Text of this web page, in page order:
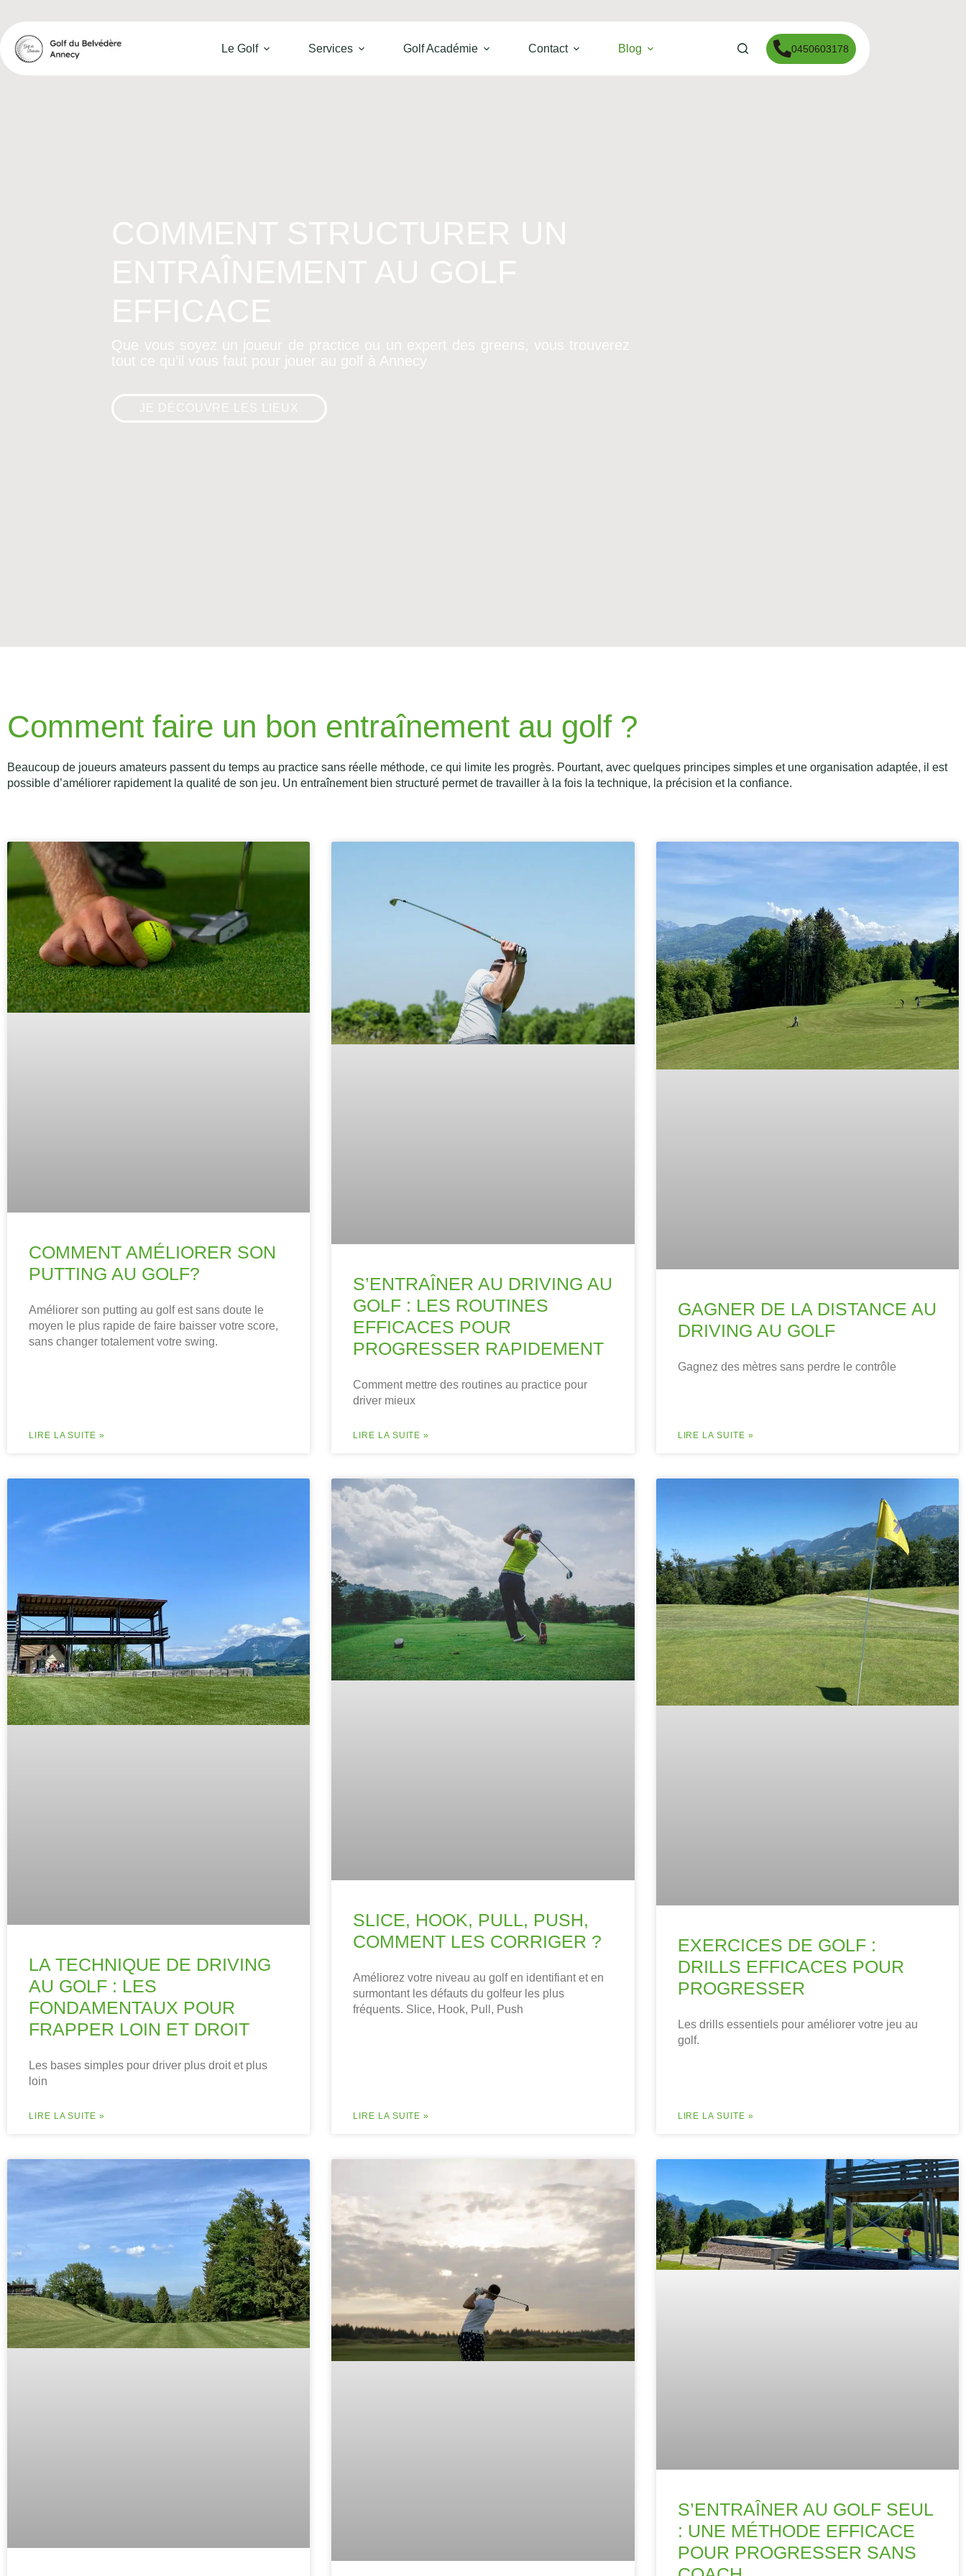
Le Golf Services Golf Académie Contact Blog 0450603178
COMMENT STRUCTURER UN
ENTRAÎNEMENT AU GOLF
EFFICACE
Que vous soyez un joueur de practice ou un expert des greens, vous trouverez
tout ce qu’il vous faut pour jouer au golf à Annecy
JE DÉCOUVRE LES LIEUX
Comment faire un bon entraînement au golf ?
Beaucoup de joueurs amateurs passent du temps au practice sans réelle méthode, ce qui limite les progrès. Pourtant, avec quelques principes simples et une organisation adaptée, il est
possible d’améliorer rapidement la qualité de son jeu. Un entraînement bien structuré permet de travailler à la fois la technique, la précision et la confiance.
COMMENT AMÉLIORER SON
PUTTING AU GOLF?
Améliorer son putting au golf est sans doute le
moyen le plus rapide de faire baisser votre score,
sans changer totalement votre swing.
LIRE LA SUITE »
S’ENTRAÎNER AU DRIVING AU
GOLF : LES ROUTINES
EFFICACES POUR
PROGRESSER RAPIDEMENT
Comment mettre des routines au practice pour
driver mieux
LIRE LA SUITE »
GAGNER DE LA DISTANCE AU
DRIVING AU GOLF
Gagnez des mètres sans perdre le contrôle
LIRE LA SUITE »
LA TECHNIQUE DE DRIVING
AU GOLF : LES
FONDAMENTAUX POUR
FRAPPER LOIN ET DROIT
Les bases simples pour driver plus droit et plus
loin
LIRE LA SUITE »
SLICE, HOOK, PULL, PUSH,
COMMENT LES CORRIGER ?
Améliorez votre niveau au golf en identifiant et en
surmontant les défauts du golfeur les plus
fréquents. Slice, Hook, Pull, Push
LIRE LA SUITE »
EXERCICES DE GOLF :
DRILLS EFFICACES POUR
PROGRESSER
Les drills essentiels pour améliorer votre jeu au
golf.
LIRE LA SUITE »
S’ENTRAÎNER AU GOLF SEUL
: UNE MÉTHODE EFFICACE
POUR PROGRESSER SANS